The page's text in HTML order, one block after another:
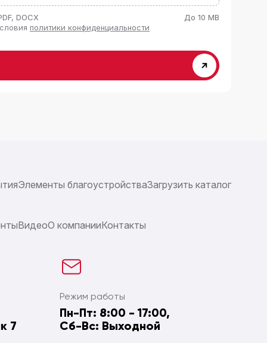
DOCX
До 10 MB
политики конфиденциальности
Элементы благоустройстваЗагрузить каталог
ВидеоО компанииКонтакты
7
Режим работы
Пн-Пт: 8:00 - 17:00,
Сб-Вс: Выходной